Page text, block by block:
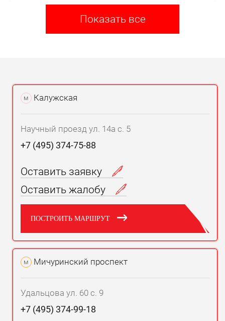
Показать все
м Калужская
Научный проезд ул. 14а с. 5
+7 (495) 374-75-88
Оставить заявку
Оставить жалобу
ПОСТРОИТЬ МАРШРУТ
м Мичуринский проспект
Удальцова ул. 60 с. 9
+7 (495) 374-99-18